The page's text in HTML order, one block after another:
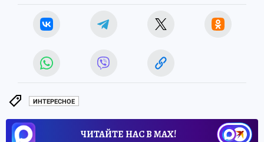
ИНТЕРЕСНОЕ
ЧИТАЙТЕ НАС В МАХ!